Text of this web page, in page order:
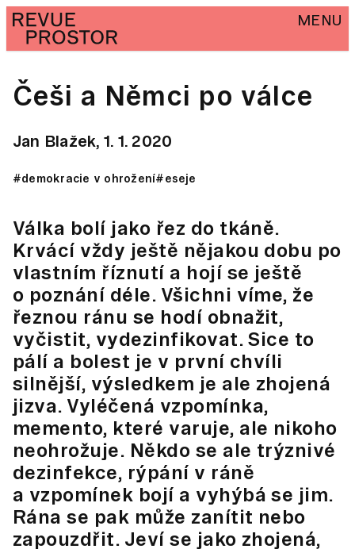
MENU
Češi a Němci po válce
Jan Blažek, 1. 1. 2020
#demokracie v ohrožení#eseje
Válka bolí jako řez do tkáně.
Krvácí vždy ještě nějakou dobu po
vlastním říznutí a hojí se ještě
o poznání déle. Všichni víme, že
řeznou ránu se hodí obnažit,
vyčistit, vydezinfikovat. Sice to
pálí a bolest je v první chvíli
silnější, výsledkem je ale zhojená
jizva. Vyléčená vzpomínka,
memento, které varuje, ale nikoho
neohrožuje. Někdo se ale trýznivé
dezinfekce, rýpání v ráně
a vzpomínek bojí a vyhýbá se jim.
Rána se pak může zanítit nebo
zapouzdřit. Jeví se jako zhojená,